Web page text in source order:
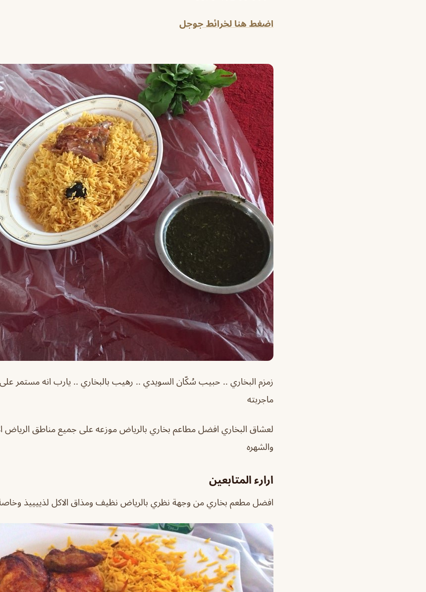
اضغط هنا لخرائط جوجل
زمزم البخاري .. حبيب سُكّان السويدي .. رهيب بالبخاري .. يارب انه مستمر
ماجربته
لعشاق البخاري افضل مطاعم بخاري بالرياض موزعه على جميع مناطق الرياض
والشهره
ارارء المتابعين
افضل مطعم بخاري من وجهة نظري بالرياض نظيف ومذاق الاكل لذييييذ